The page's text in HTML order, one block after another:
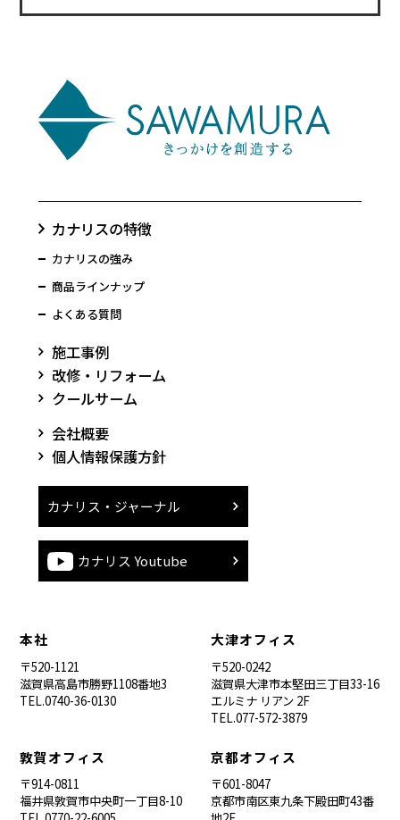
カナリスの特徴
カナリスの強み
商品ラインナップ
よくある質問
施工事例
改修・リフォーム
クールサーム
会社概要
個人情報保護方針
カナリス・ジャーナル
カナリス Youtube
本社
〒520-1121
滋賀県高島市勝野1108番地3
TEL.0740-36-0130
大津オフィス
〒520-0242
滋賀県大津市本堅田三丁目33-16
エルミナ リアン 2F
TEL.077-572-3879
敦賀オフィス
〒914-0811
福井県敦賀市中央町一丁目8-10
京都オフィス
〒601-8047
京都市南区東九条下殿田町43番